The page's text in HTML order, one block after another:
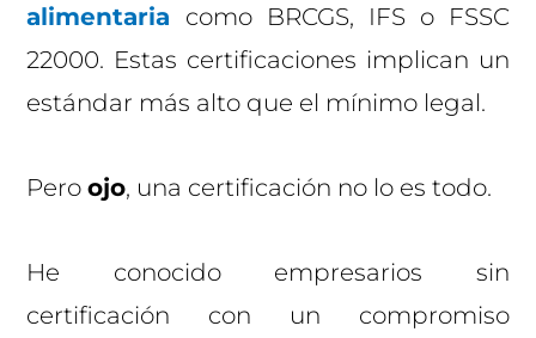
alimentaria
como BRCGS, IFS o FSSC
22000. Estas certificaciones implican un
estándar más alto que el mínimo legal.
Peroojo, una certificación no lo es todo.
He conocido empresarios sin
certificación con un compromiso